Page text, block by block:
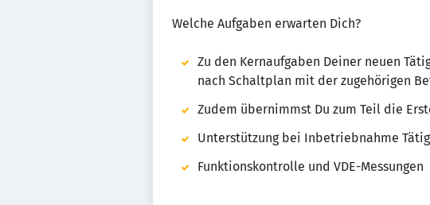
Welche Aufgaben erwarten Dich?
Zu den Kernaufgaben Deiner neuen
nach Schaltplan mit der zugehörigen
Zudem übernimmst Du zum Teil die
Unterstützung bei Inbetriebnahme
Funktionskontrolle und VDE-Messungen